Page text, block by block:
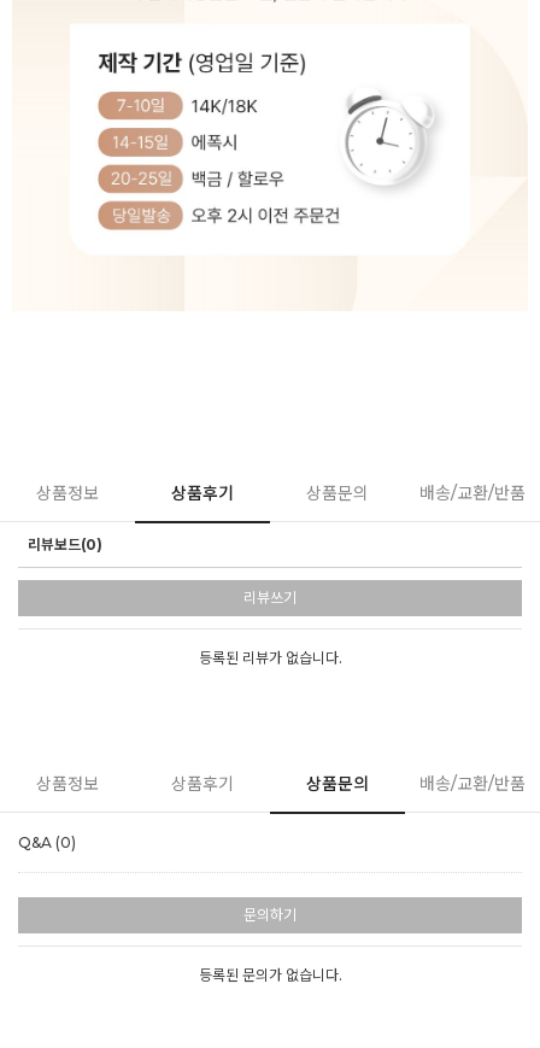
상품정보 상품후기 상품문의 배송/교환/반품
리뷰보드(0)
리뷰쓰기
등록된 리뷰가 없습니다.
상품정보 상품후기 상품문의 배송/교환/반품
Q&A (0)
문의하기
등록된 문의가 없습니다.